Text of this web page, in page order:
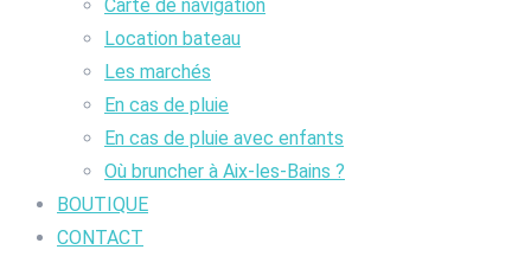
Carte de navigation
Location bateau
Les marchés
En cas de pluie
En cas de pluie avec enfants
Où bruncher à Aix-les-Bains ?
BOUTIQUE
CONTACT